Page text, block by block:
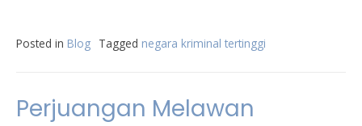
Posted in Blog Tagged negara kriminal tertinggi
Perjuangan Melawan